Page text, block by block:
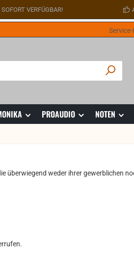
VERFÜGBAR!
PROAUDIO NOTEN
überwiegend weder ihrer gewerblichen